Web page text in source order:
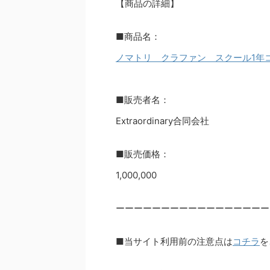
【商品の詳細】
■商品名：
ノマトリ クラファン スクール1年
■販売者名：
Extraordinary合同会社
■販売価格：
1,000,000
ーーーーーーーーーーーーーーーー
■当サイト利用前の注意点はコチラ